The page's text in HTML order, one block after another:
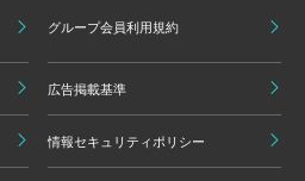
グループ会員利用規約
広告掲載基準
情報セキュリティポリシー